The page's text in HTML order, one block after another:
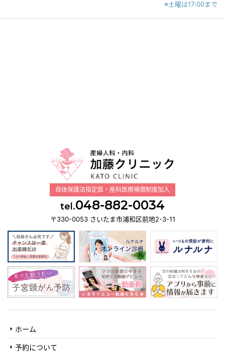
※土曜は17:00まで
母体保護法指定医・産科医療補償制度加入
tel.048-882-0034
〒330-0053 さいたま市浦和区前地2-3-11
ホーム
予約について